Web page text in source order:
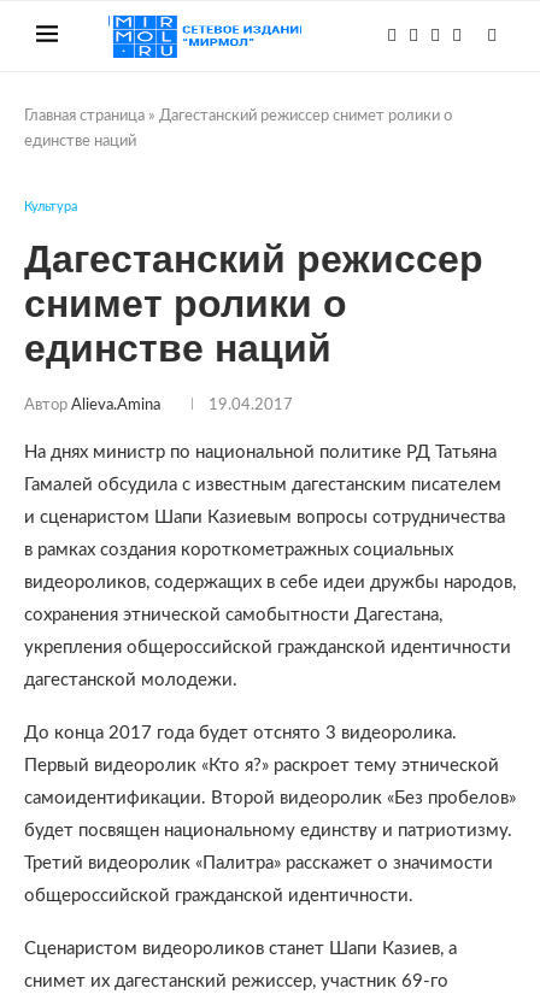
Главная страница » Дагестанский режиссер снимет ролики о
единстве наций
Культура
Дагестанский режиссер
снимет ролики о
единстве наций
Автор Alieva.amina 19.04.2017
На днях министр по национальной политике РД Татьяна
Гамалей обсудила с известным дагестанским писателем
и сценаристом Шапи Казиевым вопросы сотрудничества
в рамках создания короткометражных социальных
видеороликов, содержащих в себе идеи дружбы народов,
сохранения этнической самобытности Дагестана,
укрепления общероссийской гражданской идентичности
дагестанской молодежи.
До конца 2017 года будет отснято 3 видеоролика.
Первый видеоролик «Кто я?» раскроет тему этнической
самоидентификации. Второй видеоролик «Без пробелов»
будет посвящен национальному единству и патриотизму.
Третий видеоролик «Палитра» расскажет о значимости
общероссийской гражданской идентичности.
Сценаристом видеороликов станет Шапи Казиев, а
снимет их дагестанский режиссер, участник 69-го